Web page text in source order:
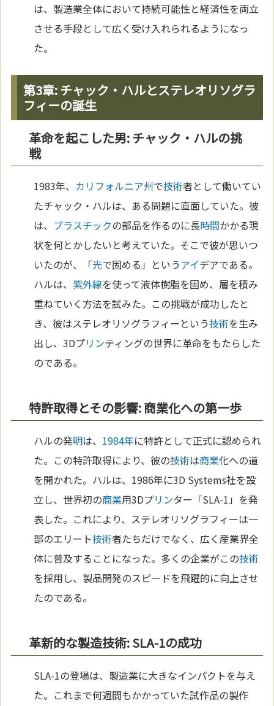
は、製造業全体において持続可能性と経済性を両立
させる手段として広く受け入れられるようになっ
た。
第3章: チャック・ハルとステレオリソグラ
フィーの誕生
革命を起こした男: チャック・ハルの挑
戦
1983年、 カリフォルニア州で技術者として働いてい
たチャック・ハルは、ある問題に直面していた。彼
は、 プラスチックの部品を作るのに長時間かかる現
状を何とかしたいと考えていた。そこで彼が思いつ
いたのが、「光で固める」というアイデアである。
ハルは、 紫外線を使って液体樹脂を固め、層を積み
重ねていく方法を試みた。この挑戦が成功したと
き、彼はステレオリソグラフィーという技術を生み
出し、3Dプリンティングの世界に革命をもたらした
のである。
特許取得とその影響: 商業化への第一歩
ハルの発明は、 1984年に特許として正式に認められ
た。この特許取得により、彼の技術は商業化への道
を開かれた。ハルは、1986年に3D Systems社を設
立し、世界初の商業用3Dプリンター「SLA-1」を発
表した。これにより、ステレオリソグラフィーは一
部のエリート技術者たちだけでなく、広く産業界全
体に普及することになった。多くの企業がこの技術
を採用し、製品開発のスピードを飛躍的に向上させ
たのである。
革新的な製造技術: SLA-1の成功
SLA-1の登場は、製造業に大きなインパクトを与え
た。これまで何週間もかかっていた試作品の製作